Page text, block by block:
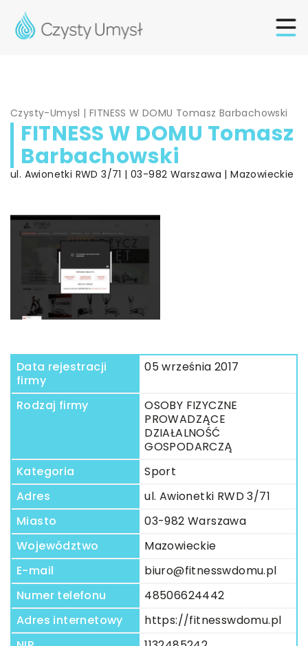
Czysty-Umysl |FITNESS W DOMU Tomasz Barbachowski
FITNESS W DOMU Tomasz
Barbachowski
ul. Awionetki RWD 3/71 | 03-982 Warszawa | Mazowieckie
Data rejestracji
firmy
05 września 2017
Rodzaj firmy
OSOBY FIZYCZNE
PROWADZĄCE
DZIAŁALNOŚĆ
GOSPODARCZĄ
Kategoria
Sport
Adres
ul. Awionetki RWD 3/71
Miasto
03-982 Warszawa
Województwo
Mazowieckie
E-mail
biuro@fitnesswdomu.pl
Numer telefonu
48506624442
Adres internetowy
https://fitnesswdomu.pl